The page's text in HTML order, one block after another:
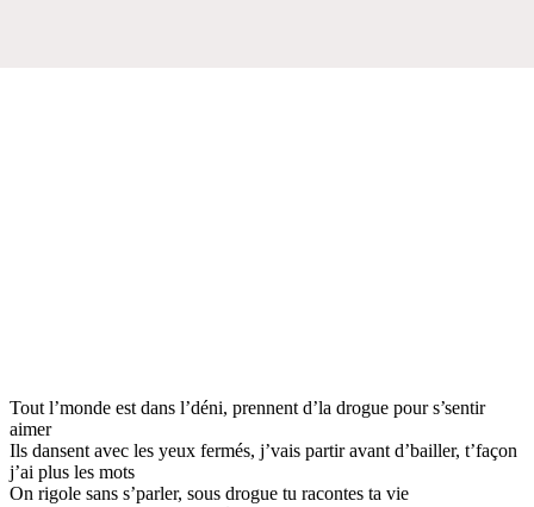
Tout l’monde est dans l’déni, prennent d’la drogue pour s’sentir
aimer
Ils dansent avec les yeux fermés, j’vais partir avant d’bailler, t’façon
j’ai plus les mots
On rigole sans s’parler, sous drogue tu racontes ta vie